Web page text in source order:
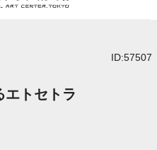
ID:57507
エトセトラ